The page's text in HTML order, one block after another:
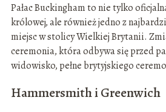
Pałac Buckingham to nie tylko
królowej, ale również jedno z
miejsc w stolicy Wielkiej Brytanii.
ceremonia, która odbywa się przed
widowisko, pełne brytyjskiego
Hammersmith i Greenwich